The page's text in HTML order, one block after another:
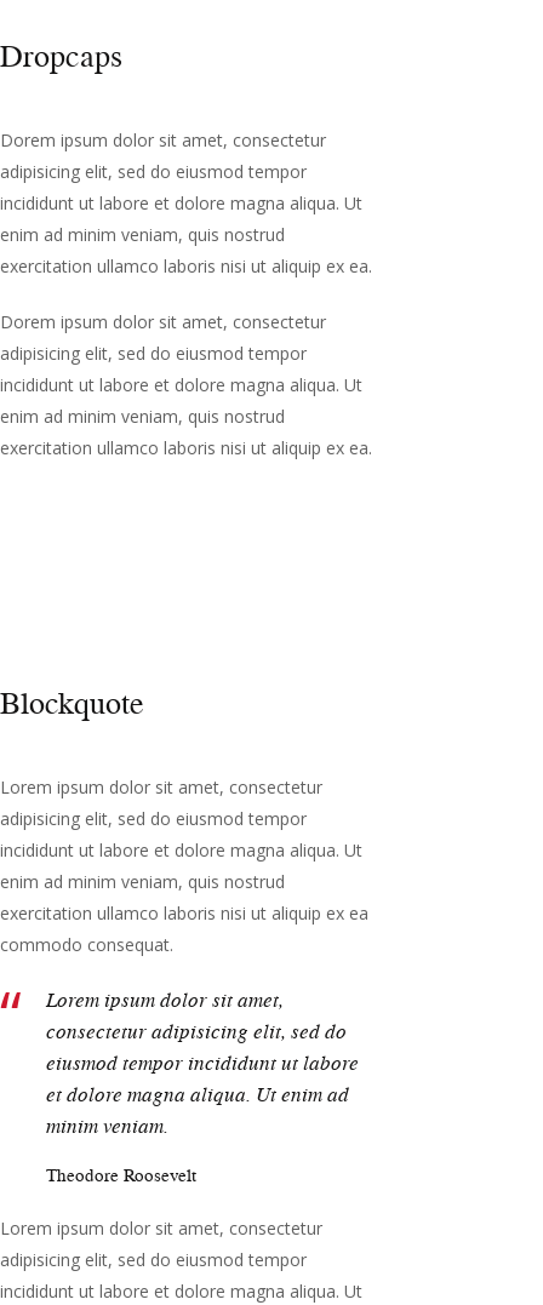
Dropcaps
Dorem ipsum dolor sit amet, consectetur
adipisicing elit, sed do eiusmod tempor
incididunt ut labore et dolore magna aliqua. Ut
enim ad minim veniam, quis nostrud
exercitation ullamco laboris nisi ut aliquip ex ea.
Dorem ipsum dolor sit amet, consectetur
adipisicing elit, sed do eiusmod tempor
incididunt ut labore et dolore magna aliqua. Ut
enim ad minim veniam, quis nostrud
exercitation ullamco laboris nisi ut aliquip ex ea.
Blockquote
Lorem ipsum dolor sit amet, consectetur
adipisicing elit, sed do eiusmod tempor
incididunt ut labore et dolore magna aliqua. Ut
enim ad minim veniam, quis nostrud
exercitation ullamco laboris nisi ut aliquip ex ea
commodo consequat.
Lorem ipsum dolor sit amet,
consectetur adipisicing elit, sed do
eiusmod tempor incididunt ut labore
et dolore magna aliqua. Ut enim ad
minim veniam.
Theodore Roosevelt
Lorem ipsum dolor sit amet, consectetur
adipisicing elit, sed do eiusmod tempor
incididunt ut labore et dolore magna aliqua. Ut